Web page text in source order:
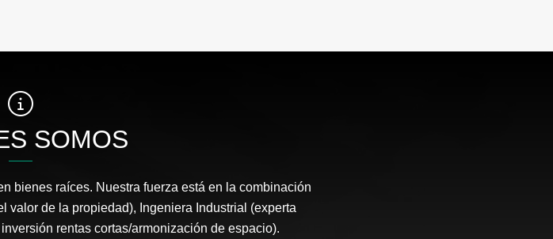
SOMOS
bienes raíces. Nuestra fuerza está en la combinación
valor de la propiedad), Ingeniera Industrial (experta
rentas cortas/armonización de espacio).